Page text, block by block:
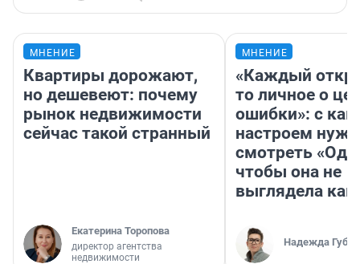
МНЕНИЕ
Квартиры дорожают,
но дешевеют: почему
рынок недвижимости
сейчас такой странный
Екатерина Торопова
директор агентства
недвижимости
МНЕНИЕ
«Каждый
то личное о
ошибки»: с
настроем
смотреть
чтобы она не
выглядела как
Надежда